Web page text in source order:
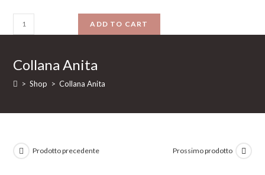
Collana
Anita
ADD TO CART
Collana Anita
> Shop > Collana Anita
Prodotto precedente Prossimo prodotto